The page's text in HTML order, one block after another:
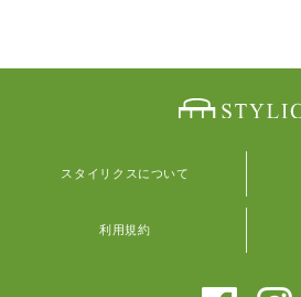
スタイリクスについて
利用規約